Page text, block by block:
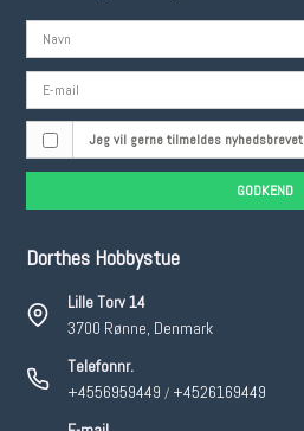
Jeg vil gerne tilmeldes nyhedsbrevet
GODKEND
Dorthes Hobbystue
Lille Torv 14
3700 Rønne, Denmark
Telefonnr.
+4556959449 / +4526169449